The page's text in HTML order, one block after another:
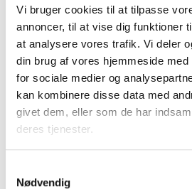
Vi bruger cookies til at tilpasse
annoncer, til at vise dig funktioner
at analysere vores trafik. Vi deler
din brug af vores hjemmeside
for sociale medier og
kan kombinere disse data med
givet dem, eller som de har
deres tjenester.
Nødvendig
29. SEPTEMBER 2026
1., 2. 9. og 11. kreds -
København
Mødet er for inviterede
suppleanter
København V